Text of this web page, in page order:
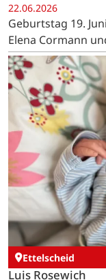
22.06.2026
Geburtstag 19.
Elena Cormann
Ettelscheid
Luis Rosewich